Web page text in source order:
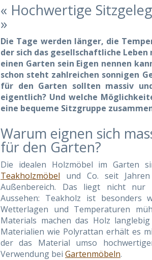
« Hochwertige
»
Die Tage werden länger, die
der sich das gesellschaftliche
einen Garten sein Eigen nennen
schon steht zahlreichen sonnigen
für den Garten sollten massiv
eigentlich? Und welche
eine bequeme Sitzgruppe
Warum eignen sich
für den Garten?
Die idealen Holzmöbel im Garten
Teakholzmöbel und Co. seit
Außenbereich. Das liegt nicht nur
Aussehen: Teakholz ist besonders
Wetterlagen und Temperaturen
Materials machen das Holz
Materialien wie Polyrattan erhält es
der das Material umso
Verwendung bei Gartenmöbeln.